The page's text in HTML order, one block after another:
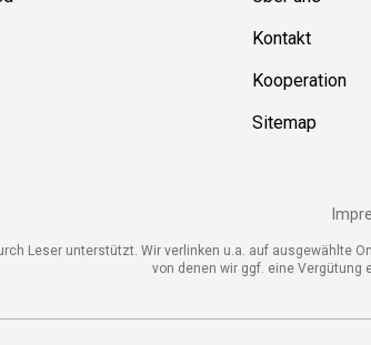
Kontakt
Kooperation
Sitemap
Leser unterstützt. Wir verlinken u.a. auf ausgewählte
von denen wir ggf. eine Vergütung